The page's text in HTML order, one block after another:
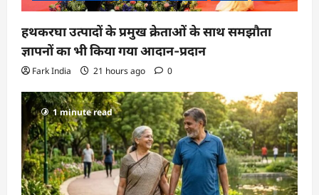
हथकरघा उत्पादों के प्रमुख क्रेताओं के साथ समझौता
ज्ञापनों का भी किया गया आदान-प्रदान
Fark India 21 hours ago 0
1 minute read